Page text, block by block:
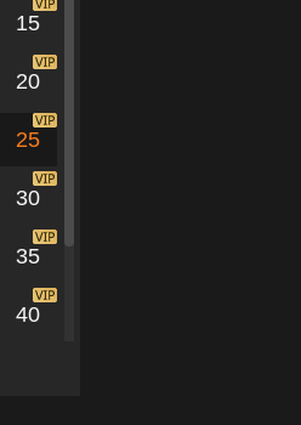
15
20
25
30
35
40